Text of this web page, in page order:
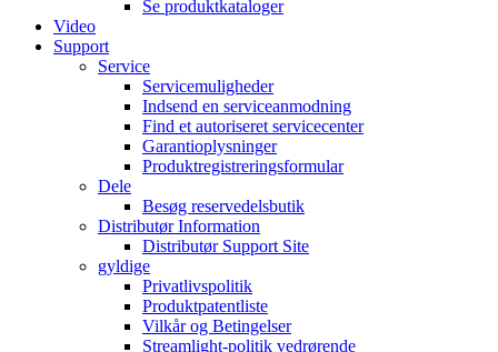
Se produktkataloger
Video
Support
Service
Servicemuligheder
Indsend en serviceanmodning
Find et autoriseret servicecenter
Garantioplysninger
Produktregistreringsformular
Dele
Besøg reservedelsbutik
Distributør Information
Distributør Support Site
gyldige
Privatlivspolitik
Produktpatentliste
Vilkår og Betingelser
Streamlight-politik vedrørende